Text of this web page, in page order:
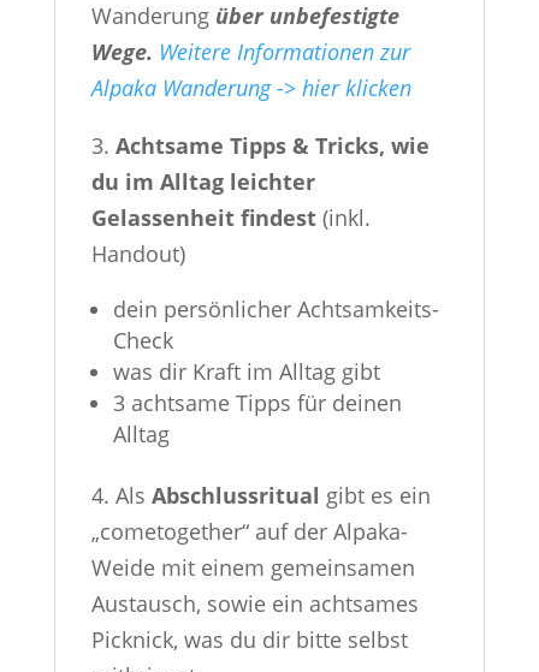
Wanderung über unbefestigte
Wege. Weitere Informationen zur
Alpaka Wanderung -> hier klicken
3. Achtsame Tipps & Tricks, wie
du im Alltag leichter
Gelassenheit findest(inkl.
Handout)
dein persönlicher Achtsamkeits-
Check
was dir Kraft im Alltag gibt
3 achtsame Tipps für deinen
Alltag
4. Als Abschlussritual gibt es ein
„cometogether“ auf der Alpaka-
Weide mit einem gemeinsamen
Austausch, sowie ein achtsames
Picknick, was du dir bitte selbst